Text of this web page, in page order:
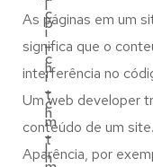
c
_
h
t
m
l
l
i
c
_
h
t
b
l
i
c
_
h
As páginas em um
significa que o
interferência no
Um web developer
conteúdo de um site.
Aparência, por